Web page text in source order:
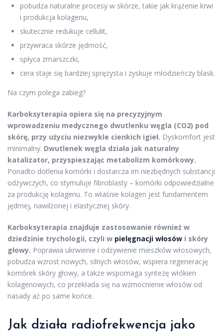
pobudza naturalne procesy w skórze, takie jak krążenie krwi
i produkcja kolagenu,
skutecznie redukuje cellulit,
przywraca skórze jędrność,
spłyca zmarszczki,
cera staje się bardziej sprężysta i zyskuje młodzieńczy blask.
Na czym polega zabieg?
Karboksyterapia opiera się na precyzyjnym
wprowadzeniu medycznego dwutlenku węgla (CO2) pod
skórę, przy użyciu niezwykle cienkich igieł. Dyskomfort jest
minimalny. Dwutlenek węgla działa jak naturalny
katalizator, przyspieszając metabolizm komórkowy.
Ponadto dotlenia komórki i dostarcza im niezbędnych substancji
odżywczych, co stymuluje fibroblasty – komórki odpowiedzialne
za produkcję kolagenu. To właśnie kolagen jest fundamentem
jędrnej, nawilżonej i elastycznej skóry.
Karboksyterapia znajduje zastosowanie również w
dziedzinie trychologii, czyli w pielęgnacji włosów i skóry
głowy. Poprawia ukrwienie i odżywienie mieszków włosowych,
pobudza wzrost nowych, silnych włosów, wspiera regenerację
komórek skóry głowy, a także wspomaga syntezę włókien
kolagenowych, co przekłada się na wzmocnienie włosów od
nasady aż po same końce.
Jak działa radiofrekwencja jako